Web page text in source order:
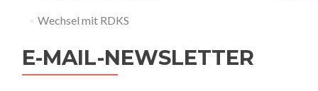
Wechsel mit RDKS
E-MAIL-NEWSLETTER